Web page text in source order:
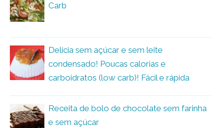
Carb
Delícia sem açúcar e sem leite
condensado! Poucas calorias e
carboidratos (low carb)! Fácil e rápida
Receita de bolo de chocolate sem farinha
e sem açúcar